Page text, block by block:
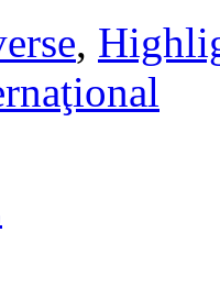
,